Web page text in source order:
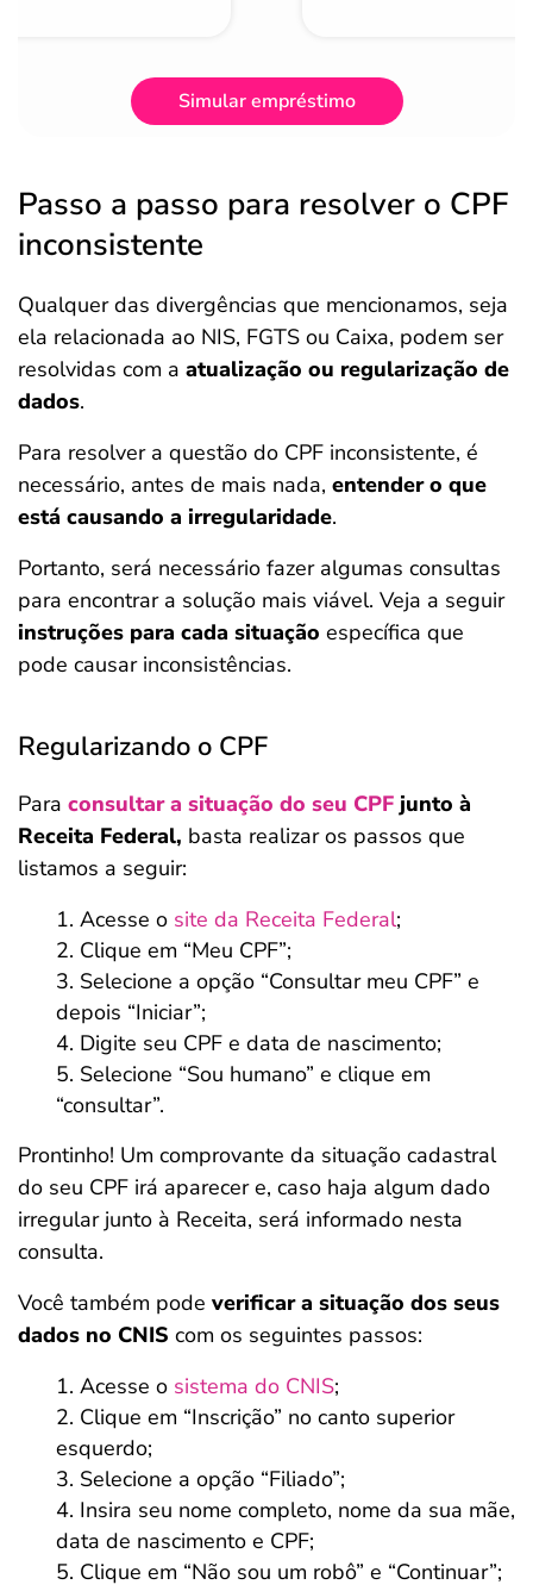
Simular empréstimo
Passo a passo para resolver o CPF
inconsistente
Qualquer das divergências que mencionamos, seja
ela relacionada ao NIS, FGTS ou Caixa, podem ser
resolvidas com a atualização ou regularização de
dados.
Para resolver a questão do CPF inconsistente, é
necessário, antes de mais nada, entender o que
está causando a irregularidade.
Portanto, será necessário fazer algumas consultas
para encontrar a solução mais viável. Veja a seguir
instruções para cada situação específica que
pode causar inconsistências.
Regularizando o CPF
Para consultar a situação do seu CPF junto à
Receita Federal, basta realizar os passos que
listamos a seguir:
Acesse o site da Receita Federal;
Clique em “Meu CPF”;
Selecione a opção “Consultar meu CPF” e
depois “Iniciar”;
Digite seu CPF e data de nascimento;
Selecione “Sou humano” e clique em
“consultar”.
Prontinho! Um comprovante da situação cadastral
do seu CPF irá aparecer e, caso haja algum dado
irregular junto à Receita, será informado nesta
consulta.
Você também pode verificar a situação dos seus
dados no CNIS com os seguintes passos:
Acesse o sistema do CNIS;
Clique em “Inscrição” no canto superior
esquerdo;
Selecione a opção “Filiado”;
Insira seu nome completo, nome da sua mãe,
data de nascimento e CPF;
Clique em “Não sou um robô” e “Continuar”;